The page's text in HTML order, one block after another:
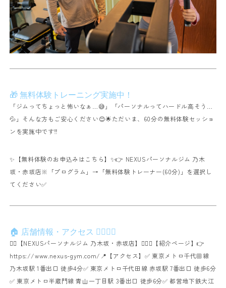
🎁 無料体験トレーニング実施中！
「ジムってちょっと怖いなぁ…😅」「パーソナルってハードル高そう…
💦」そんな方もご安心ください😊🌟ただいま、60分の無料体験セッショ
ンを実施中です‼️
✨【無料体験のお申込みはこちら】✨👉 NEXUSパーソナルジム 乃木
坂・赤坂店※「プログラム」→「無料体験トレーナー(60分)」を選択し
てください✅
🏠 店舗情報・アクセス 🚶‍♀️🚶‍♂️
🏋️‍♂️【NEXUSパーソナルジム 乃木坂・赤坂店】🏋️‍♀️🔗【紹介ページ】👉
https://www.nexus-gym.com/ 📍【アクセス】 ✅ 東京メトロ千代田線
乃木坂駅 1番出口 徒歩4分✅ 東京メトロ千代田線 赤坂駅 7番出口 徒歩6分
✅ 東京メトロ半蔵門線 青山一丁目駅 3番出口 徒歩6分✅ 都営地下鉄大江